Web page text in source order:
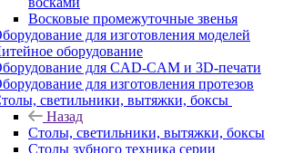
Восковые промежуточные звенья
для изготовления моделей
оборудование
для CAD-CAM и 3D-печати
для изготовления протезов
светильники, вытяжки, боксы
Назад
Cтолы, светильники, вытяжки, боксы
Столы зубного техника серии